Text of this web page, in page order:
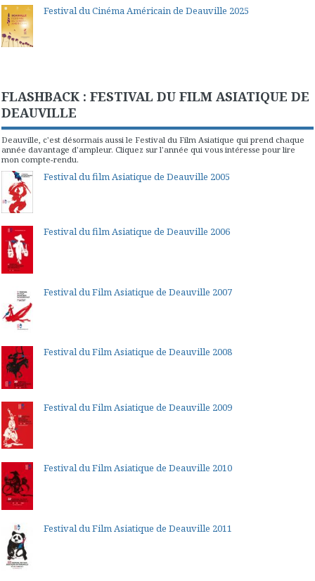
Festival du Cinéma Américain de Deauville 2025
FLASHBACK : FESTIVAL DU FILM ASIATIQUE DE
DEAUVILLE
Deauville, c'est désormais aussi le Festival du Film Asiatique qui prend chaque
année davantage d'ampleur. Cliquez sur l'année qui vous intéresse pour lire
mon compte-rendu.
Festival du film Asiatique de Deauville 2005
Festival du film Asiatique de Deauville 2006
Festival du Film Asiatique de Deauville 2007
Festival du Film Asiatique de Deauville 2008
Festival du Film Asiatique de Deauville 2009
Festival du Film Asiatique de Deauville 2010
Festival du Film Asiatique de Deauville 2011